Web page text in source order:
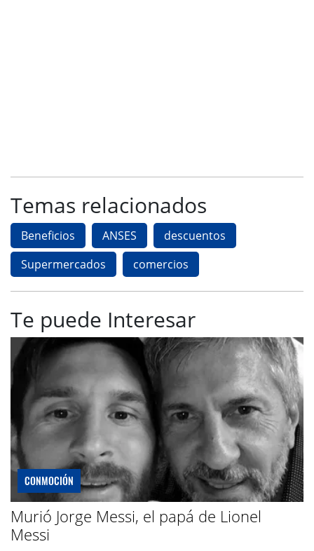
Temas relacionados
Beneficios ANSES
descuentos
Supermercados
comercios
Te puede Interesar
CONMOCIÓN
Murió Jorge Messi, el papá de Lionel
Messi